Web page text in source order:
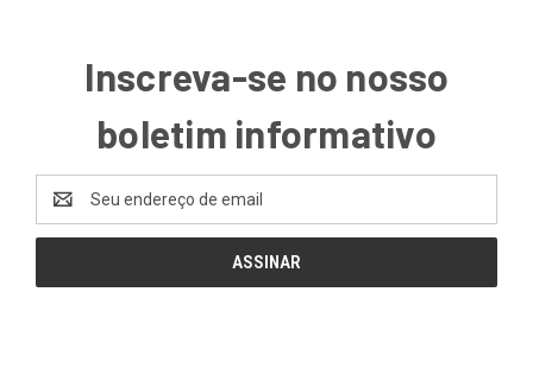
Inscreva-se no nosso
boletim informativo
de
email